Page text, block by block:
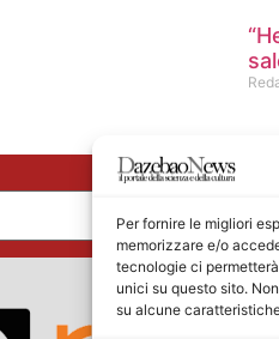
Per fornire le migliori
memorizzare e/o
tecnologie ci
unici su questo sito.
su alcune
Nome